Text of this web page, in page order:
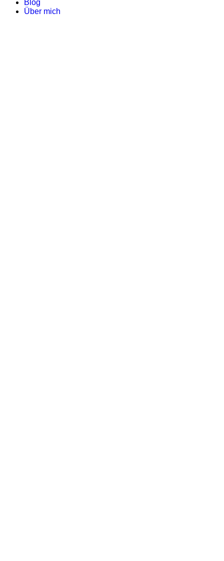
Blog
Über mich